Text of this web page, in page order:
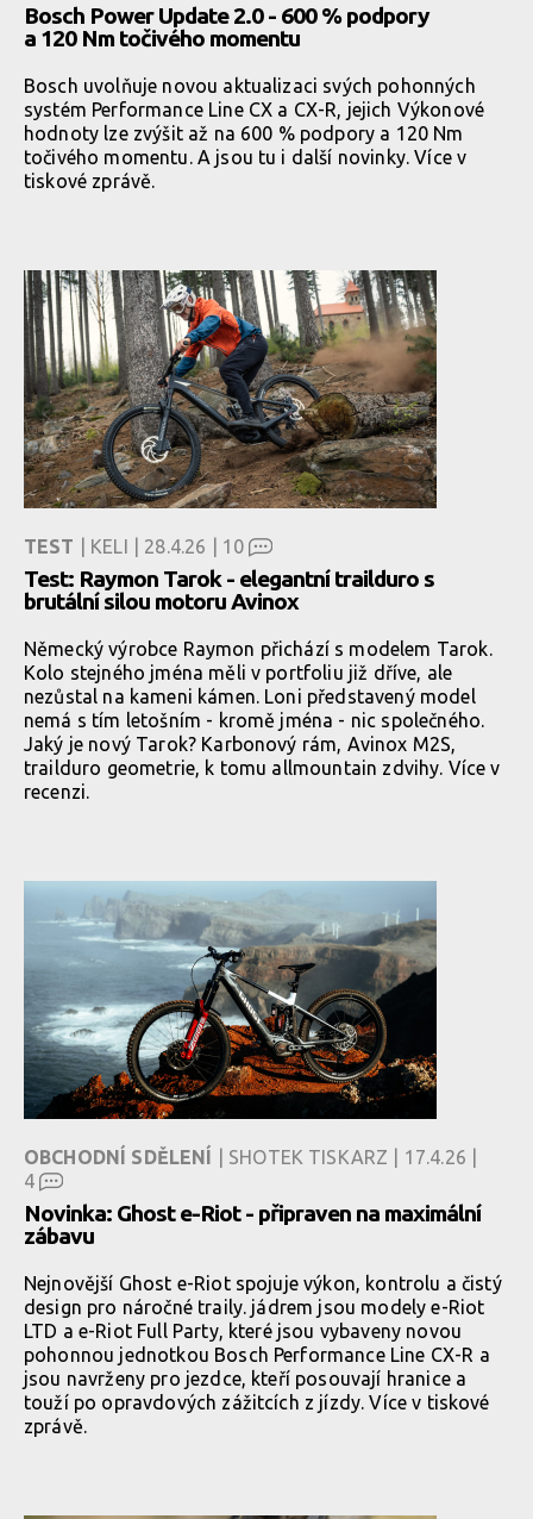
Bosch Power Update 2.0 - 600 % podpory
a 120 Nm točivého momentu
Bosch uvolňuje novou aktualizaci svých pohonných
systém Performance Line CX a CX-R, jejich Výkonové
hodnoty lze zvýšit až na 600 % podpory a 120 Nm
točivého momentu. A jsou tu i další novinky. Více v
tiskové zprávě.
TEST | KELI | 28.4.26 | 10
Test: Raymon Tarok - elegantní trailduro s
brutální silou motoru Avinox
Německý výrobce Raymon přichází s modelem Tarok.
Kolo stejného jména měli v portfoliu již dříve, ale
nezůstal na kameni kámen. Loni představený model
nemá s tím letošním - kromě jména - nic společného.
Jaký je nový Tarok? Karbonový rám, Avinox M2S,
trailduro geometrie, k tomu allmountain zdvihy. Více v
recenzi.
OBCHODNÍ SDĚLENÍ
| SHOTEK TISKARZ | 17.4.26 |
4
Novinka: Ghost e-Riot - připraven na maximální
zábavu
Nejnovější Ghost e-Riot spojuje výkon, kontrolu a čistý
design pro náročné traily. jádrem jsou modely e-Riot
LTD a e-Riot Full Party, které jsou vybaveny novou
pohonnou jednotkou Bosch Performance Line CX-R a
jsou navrženy pro jezdce, kteří posouvají hranice a
touží po opravdových zážitcích z jízdy. Více v tiskové
zprávě.